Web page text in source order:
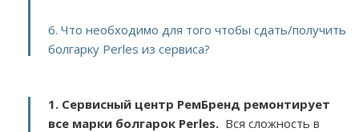
6. Что необходимо для того чтобы сдать/получить
болгарку Perles из сервиса?
1. Сервисный центр РемБренд ремонтирует
все марки болгарок Perles. Вся сложность в